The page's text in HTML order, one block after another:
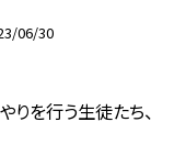
06/30
を行う生徒たち、